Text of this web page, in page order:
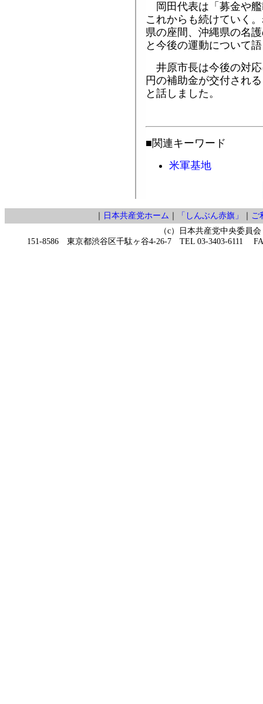
岡田代表は「募金や
これからも続けていく
県の座間、沖縄県の名
と今後の運動について
井原市長は今後の対
円の補助金が交付され
と話しました。
■関連キーワード
米軍基地
日本共産党ホーム 「しんぶん赤旗」
ご
（c）日本共産党中央委員会
151-8586 東京都渋谷区千駄ヶ谷4-26-7 TEL 03-3403-6111